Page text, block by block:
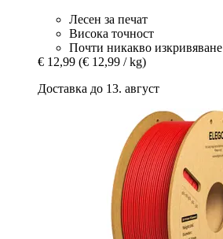
Лесен за печат
Висока точност
Почти никакво изкривяване
€ 12,99 (€ 12,99 / kg)
Доставка до 13. август